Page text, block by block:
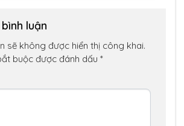
luận
sẽ không được hiển thị công khai.
buộc được đánh dấu *